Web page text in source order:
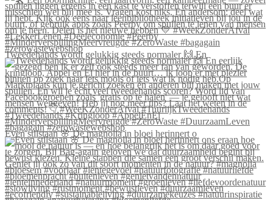
Tweedehands wordt gelukkig steeds normaler 🙌 En
Even stilstaan 🌸 De magnolia in bloei herinnert o